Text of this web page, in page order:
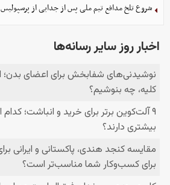
شروع تلخ مدافع تیم ملی پس از جدایی از پرسپولیس